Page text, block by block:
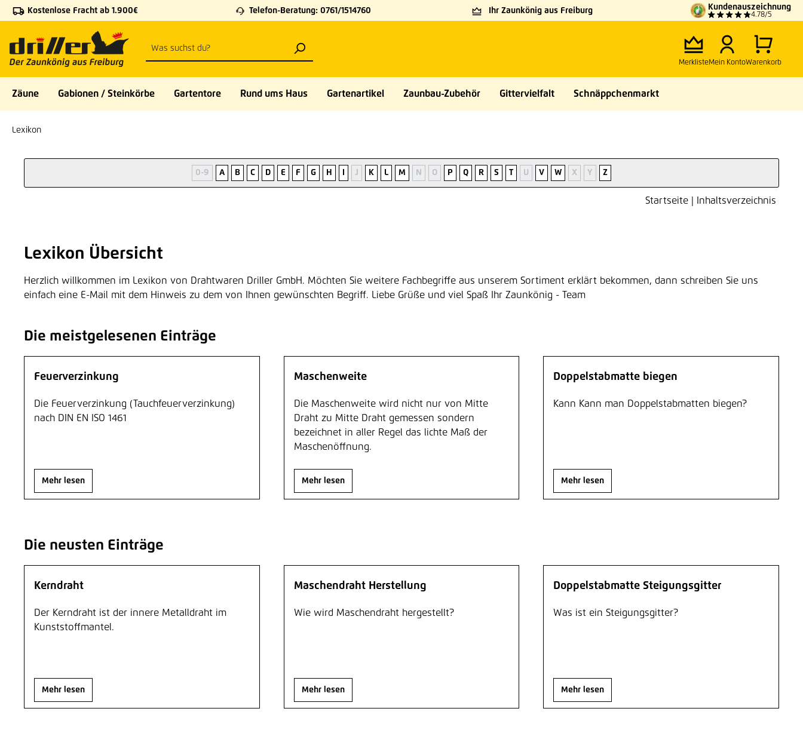
Hauptinhalt springen
Zur Suche springen
Zur Hauptnavigation springen
Kostenlose Fracht ab 1.900€ Telefon-Beratung: 0761/1514760 Ihr Zaunkönig aus Freiburg Kundenauszeichnung
4.78/5
MerklisteMein KontoWarenkorb
Zäune Gabionen / Steinkörbe Gartentore Rund ums Haus Gartenartikel Zaunbau-Zubehör Gittervielfalt Schnäppchenmarkt
Lexikon
0-9 A B C D E F G H J K L M N O P Q R S T U V W X Y Z
Startseite Inhaltsverzeichnis
Lexikon Übersicht
​Herzlich willkommen im Lexikon von Drahtwaren Driller GmbH. Möchten Sie weitere Fachbegriffe aus unserem Sortiment erklärt bekommen, dann schreiben Sie uns
einfach eine E-Mail mit dem Hinweis zu dem von Ihnen gewünschten Begriff. Liebe Grüße und viel Spaß Ihr Zaunkönig - Team
Die meistgelesenen Einträge
Feuerverzinkung
Die Feuerverzinkung (Tauchfeuerverzinkung)
nach DIN EN ISO 1461
Mehr lesen
Maschenweite
Die Maschenweite wird nicht nur von Mitte
Draht zu Mitte Draht gemessen sondern
bezeichnet in aller Regel das lichte Maß der
Maschenöffnung.
Mehr lesen
Doppelstabmatte biegen
Kann Kann man Doppelstabmatten biegen?
Mehr lesen
Die neusten Einträge
Kerndraht
Der Kerndraht ist der innere Metalldraht im
Kunststoffmantel.
Mehr lesen
Maschendraht Herstellung
Wie wird Maschendraht hergestellt?
Mehr lesen
Doppelstabmatte Steigungsgitter
Was ist ein Steigungsgitter?
Mehr lesen